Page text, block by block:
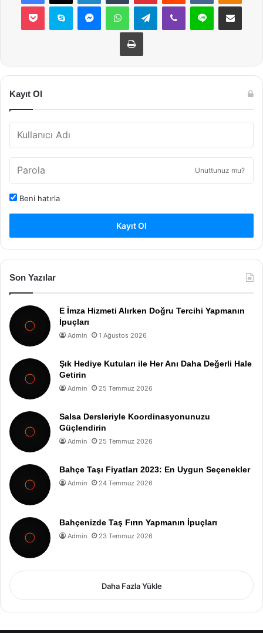
Pocket Skype MessengerWhatsAppTelegramViber Line E-Posta ile
Yazdır
Kayıt Ol
Unuttunuz mu?
Beni hatırla
Kayıt Ol
Son Yazılar
E İmza Hizmeti Alırken Doğru Tercihi Yapmanın
İpuçları
Admin 1 Ağustos 2026
Şık Hediye Kutuları ile Her Anı Daha Değerli Hale
Getirin
Admin 25 Temmuz 2026
Salsa Dersleriyle Koordinasyonunuzu
Güçlendirin
Admin 25 Temmuz 2026
Bahçe Taşı Fiyatları 2023: En Uygun Seçenekler
Admin 24 Temmuz 2026
Bahçenizde Taş Fırın Yapmanın İpuçları
Admin 23 Temmuz 2026
Daha Fazla Yükle